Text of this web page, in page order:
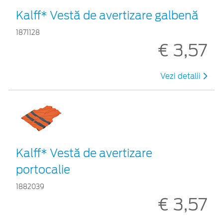
Kalff* Vestă de avertizare galbenă
1871128
€ 3,57
Vezi detalii
Kalff* Vestă de avertizare
portocalie
1882039
€ 3,57